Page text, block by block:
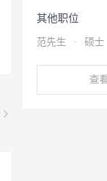
其他职位
范先生 · 硕士
查